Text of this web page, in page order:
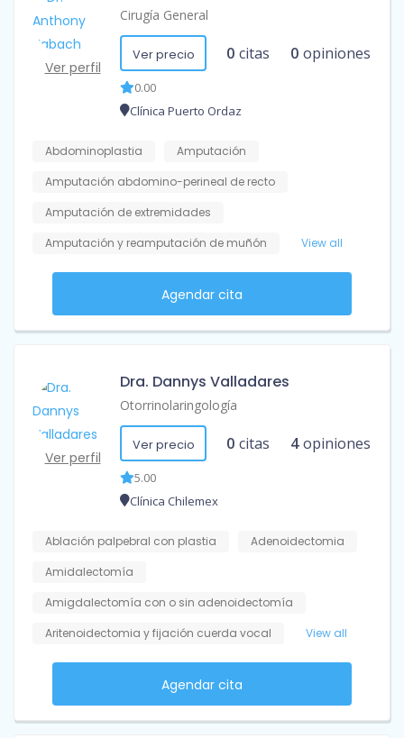
Ver perfil
Cirugía General
Ver precio 0 citas 0 opiniones
0.00
Clínica Puerto Ordaz
Abdominoplastia
Amputación
Amputación abdomino-perineal de recto
Amputación de extremidades
Amputación y reamputación de muñón
View all
Agendar cita
Ver perfil
Dra. Dannys Valladares
Otorrinolaringología
Ver precio 0 citas 4 opiniones
5.00
Clínica Chilemex
Ablación palpebral con plastia
Adenoidectomia
Amidalectomía
Amigdalectomía con o sin adenoidectomía
Aritenoidectomia y fijación cuerda vocal
View all
Agendar cita